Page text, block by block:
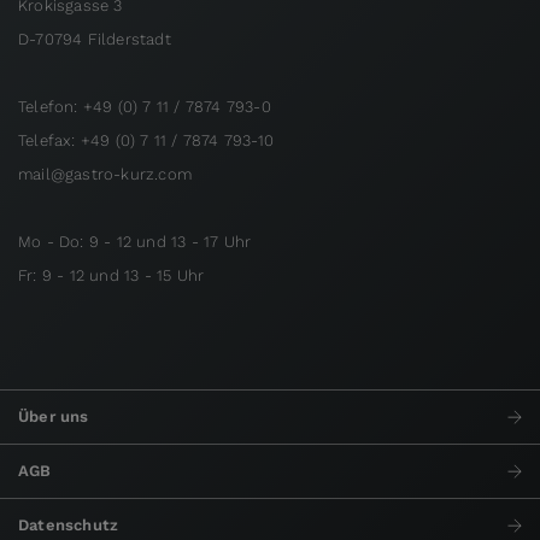
Krokisgasse 3
D-70794 Filderstadt
Telefon: +49 (0) 7 11 / 7874 793-0
Telefax: +49 (0) 7 11 / 7874 793-10
mail@gastro-kurz.com
Mo - Do: 9 - 12 und 13 - 17 Uhr
Fr: 9 - 12 und 13 - 15 Uhr
Über uns
AGB
Datenschutz